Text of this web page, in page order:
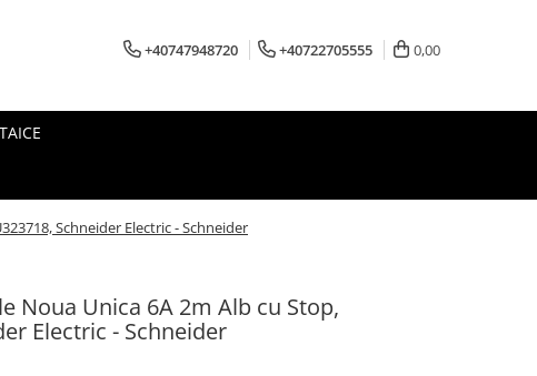
+40747948720 +40722705555 0,00
Schneider Electric - Schneider
Noua Unica 6A 2m Alb cu Stop,
Electric - Schneider